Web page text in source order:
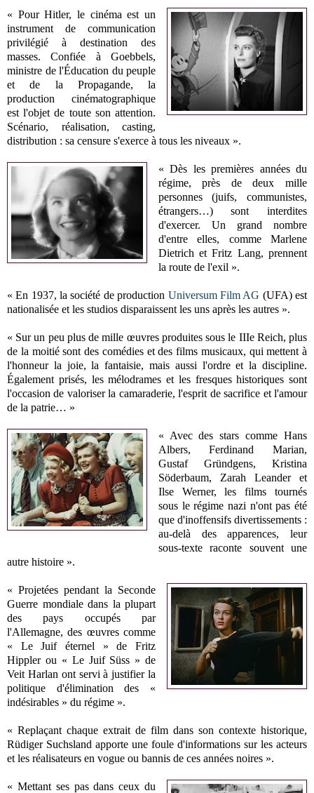
« Pour Hitler, le cinéma est un
instrument de communication
privilégié à destination des
masses. Confiée à Goebbels,
ministre de l'Éducation du peuple
et de la Propagande, la
production cinématographique
est l'objet de toute son attention.
Scénario, réalisation, casting,
distribution : sa censure s'exerce à tous les niveaux ».
« Dès les premières années du
régime, près de deux mille
personnes (juifs, communistes,
étrangers…) sont interdites
d'exercer. Un grand nombre
d'entre elles, comme Marlene
Dietrich et Fritz Lang, prennent
la route de l'exil ».
« En 1937, la société de production Universum Film AG (UFA) est
nationalisée et les studios disparaissent les uns après les autres ».
« Sur un peu plus de mille œuvres produites sous le IIIe Reich, plus
de la moitié sont des comédies et des films musicaux, qui mettent à
l'honneur la joie, la fantaisie, mais aussi l'ordre et la discipline.
Également prisés, les mélodrames et les fresques historiques sont
l'occasion de valoriser la camaraderie, l'esprit de sacrifice et l'amour
de la patrie… »
« Avec des stars comme Hans
Albers, Ferdinand Marian,
Gustaf Gründgens, Kristina
Söderbaum, Zarah Leander et
Ilse Werner, les films tournés
sous le régime nazi n'ont pas été
que d'inoffensifs divertissements :
au-delà des apparences, leur
sous-texte raconte souvent une
autre histoire ».
« Projetées pendant la Seconde
Guerre mondiale dans la plupart
des pays occupés par
l'Allemagne, des œuvres comme
« Le Juif éternel » de Fritz
Hippler ou « Le Juif Süss » de
Veit Harlan ont servi à justifier la
politique d'élimination des «
indésirables » du régime ».
« Replaçant chaque extrait de film dans son contexte historique,
Rüdiger Suchsland apporte une foule d'informations sur les acteurs
et les réalisateurs en vogue ou bannis de ces années noires ».
« Mettant ses pas dans ceux du